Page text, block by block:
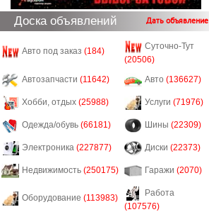
Доска объявлений Дать объявление
Авто под заказ (184)
Суточно-Тут
(20506)
Автозапчасти (11642) Авто (136627)
Хобби, отдых (25988) Услуги (71976)
Одежда/обувь (66181) Шины (22309)
Электроника (227877) Диски (22373)
Недвижимость (250175) Гаражи (2070)
Оборудование (113983)
Работа
(107576)